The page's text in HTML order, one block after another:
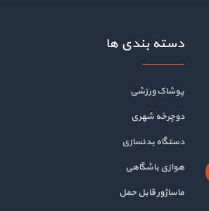
دسته بندی ها
پوشاک ورزشی
دوچرخه شهری
دستگاه بدنسازی
هوازی باشگاهی
ماساژور قابل حمل